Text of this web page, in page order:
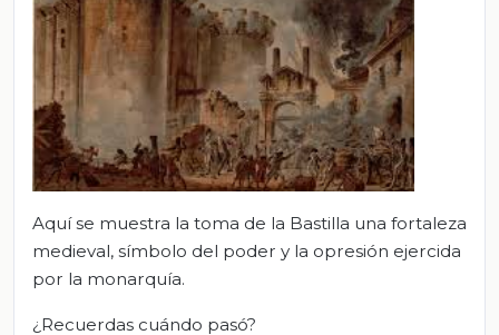
Aquí se muestra la toma de la Bastilla una fortaleza
medieval, símbolo del poder y la opresión ejercida
por la monarquía.
¿Recuerdas cuándo pasó?